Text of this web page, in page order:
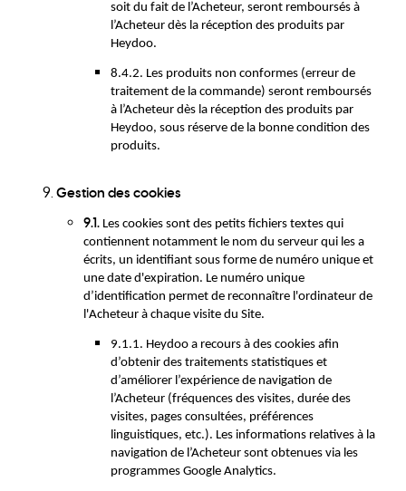
soit du fait de l’Acheteur, seront remboursés à
l’Acheteur dès la réception des produits par
Heydoo.
8.4.2. Les produits non conformes (erreur de
traitement de la commande) seront remboursés
à l’Acheteur dès la réception des produits par
Heydoo, sous réserve de la bonne condition des
produits.
Gestion des cookies
9.1. Les cookies sont des petits fichiers textes qui
contiennent notamment le nom du serveur qui les a
écrits, un identifiant sous forme de numéro unique et
une date d'expiration. Le numéro unique
d’identification permet de reconnaître l'ordinateur de
l'Acheteur à chaque visite du Site.
9.1.1. Heydoo a recours à des cookies afin
d’obtenir des traitements statistiques et
d’améliorer l’expérience de navigation de
l’Acheteur (fréquences des visites, durée des
visites, pages consultées, préférences
linguistiques, etc.). Les informations relatives à la
navigation de l’Acheteur sont obtenues via les
programmes Google Analytics.